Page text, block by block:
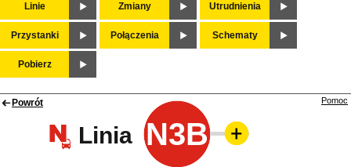
Linie Zmiany Utrudnienia
Przystanki Połączenia Schematy
Pobierz
Powrót
Linia N3B
Pomoc